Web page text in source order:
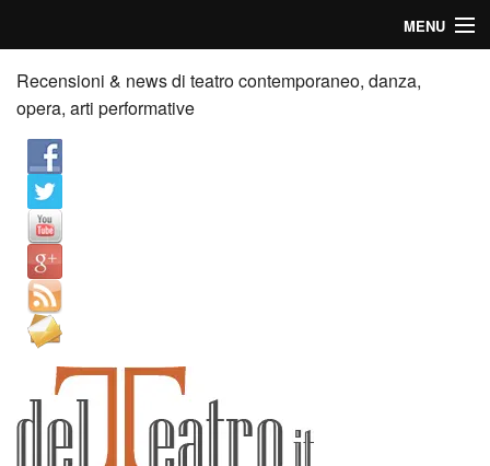
MENU
Home
Recensioni
Anticipazioni
News
Palazzi consiglia
Video
Chi siamo
Contatti
Recensioni & news di teatro contemporaneo, danza,
opera, arti performative